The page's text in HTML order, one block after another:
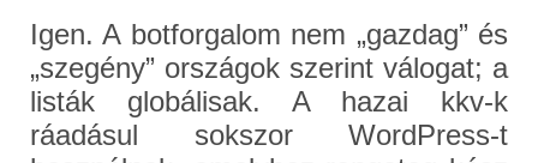
Igen. A botforgalom nem „gazdag” és
„szegény” országok szerint válogat; a
listák globálisak. A hazai kkv‑k
ráadásul sokszor WordPress‑t